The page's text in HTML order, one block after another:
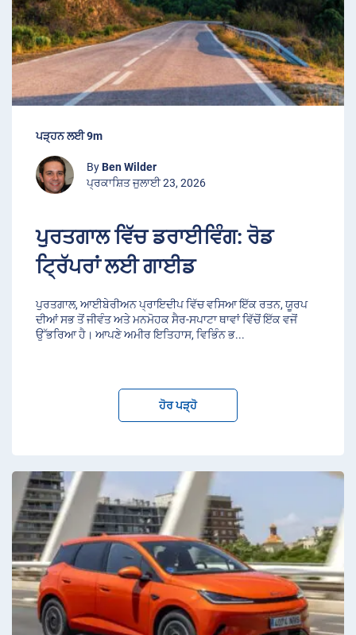
ਪੜ੍ਹਨ ਲਈ 9m
ByBen Wilder
ਪ੍ਰਕਾਸ਼ਿਤ ਜੁਲਾਈ 23, 2026
ਪੁਰਤਗਾਲ ਵਿੱਚ ਡਰਾਈਵਿੰਗ: ਰੋਡ
ਟ੍ਰਿੱਪਰਾਂ ਲਈ ਗਾਈਡ
ਪੁਰਤਗਾਲ, ਆਈਬੇਰੀਅਨ ਪ੍ਰਾਇਦੀਪ ਵਿੱਚ ਵਸਿਆ ਇੱਕ ਰਤਨ, ਯੂਰਪ
ਦੀਆਂ ਸਭ ਤੋਂ ਜੀਵੰਤ ਅਤੇ ਮਨਮੋਹਕ ਸੈਰ-ਸਪਾਟਾ ਥਾਵਾਂ ਵਿੱਚੋਂ ਇੱਕ ਵਜੋਂ
ਉੱਭਰਿਆ ਹੈ। ਆਪਣੇ ਅਮੀਰ ਇਤਿਹਾਸ, ਵਿਭਿੰਨ ਭ...
ਹੋਰ ਪੜ੍ਹੋ